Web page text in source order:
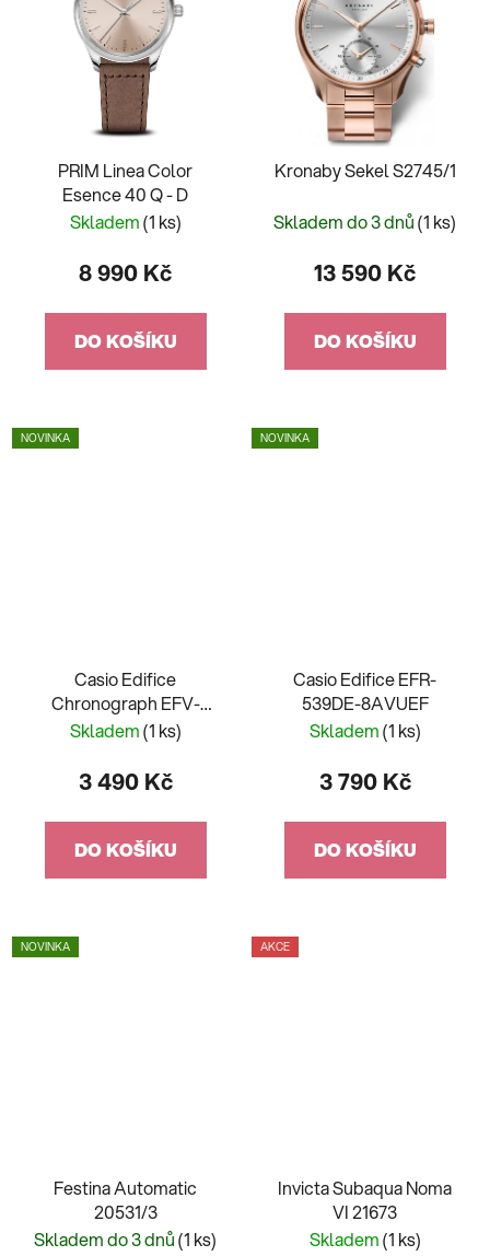
PRIM Linea Color
Esence 40 Q - D
Skladem(1 ks)
8 990 Kč
DO KOŠÍKU
Kronaby Sekel S2745/1
Skladem do 3 dnů(1 ks)
13 590 Kč
DO KOŠÍKU
NOVINKA
Casio Edifice
Chronograph EFV-
540DC-1CVUEF
Skladem(1 ks)
3 490 Kč
DO KOŠÍKU
NOVINKA
Casio Edifice EFR-
539DE-8AVUEF
Skladem(1 ks)
3 790 Kč
DO KOŠÍKU
NOVINKA
Festina Automatic
20531/3
Skladem do 3 dnů(1 ks)
AKCE
Invicta Subaqua Noma
VI 21673
Skladem(1 ks)